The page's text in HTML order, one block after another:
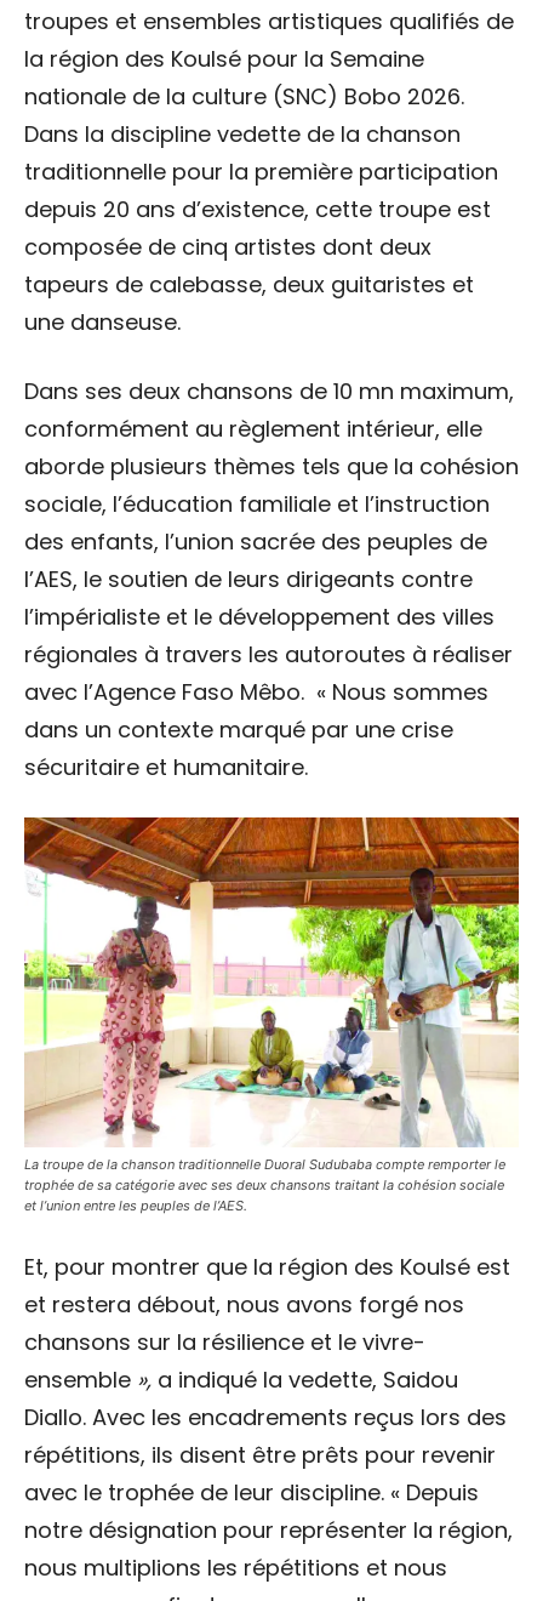
troupes et ensembles artistiques qualifiés de
la région des Koulsé pour la Semaine
nationale de la culture (SNC) Bobo 2026.
Dans la discipline vedette de la chanson
traditionnelle pour la première participation
depuis 20 ans d’existence, cette troupe est
composée de cinq artistes dont deux
tapeurs de calebasse, deux guitaristes et
une danseuse.
Dans ses deux chansons de 10 mn maximum,
conformément au règlement intérieur, elle
aborde plusieurs thèmes tels que la cohésion
sociale, l’éducation familiale et l’instruction
des enfants, l’union sacrée des peuples de
l’AES, le soutien de leurs dirigeants contre
l’impérialiste et le développement des villes
régionales à travers les autoroutes à réaliser
avec l’Agence Faso Mêbo. « Nous sommes
dans un contexte marqué par une crise
sécuritaire et humanitaire.
La troupe de la chanson traditionnelle Duoral Sudubaba compte remporter le
trophée de sa catégorie avec ses deux chansons traitant la cohésion sociale
et l’union entre les peuples de l’AES.
Et, pour montrer que la région des Koulsé est
et restera débout, nous avons forgé nos
chansons sur la résilience et le vivre-
ensemble », a indiqué la vedette, Saidou
Diallo. Avec les encadrements reçus lors des
répétitions, ils disent être prêts pour revenir
avec le trophée de leur discipline. « Depuis
notre désignation pour représenter la région,
nous multiplions les répétitions et nous